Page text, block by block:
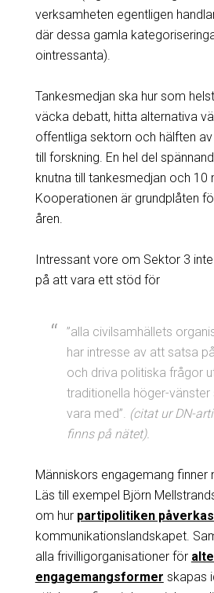
verksamheten egentligen
där dessa gamla
ointressanta).
Tankesmedjan ska hur som
väcka debatt, hitta alternativa
offentliga sektorn och hälften
till forskning. En hel del
knutna till tankesmedjan och 10
Kooperationen är grundplåten
åren.
Intressant vore om Sektor 3
på att vara ett stöd för
”alla civilsamhällets
har intresse av att satsa
och driva politiska frågor
traditionella höger-vänster
vara med”. (citat ur DN-
finns på nätet).
Människors engagemang finner
Läs till exempel Björn
om hur partipolitiken påverkas
kommunikationslandskapet.
alla frivilligorganisationer för
engagemangsformer skapas